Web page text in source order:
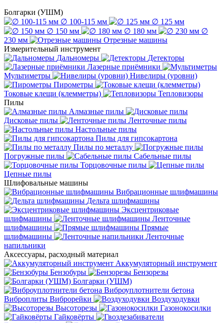
Болгарки (УШМ)
∅ 100-115 мм
∅ 125 мм
∅ 150 мм
∅ 180 мм
∅
230 мм
Отрезные машины
Измерительный инструмент
Дальномеры
Детекторы
Лазерные приёмники
Мультиметры
Нивелиры (уровни)
Пирометры
Токовые клещи (клемметры)
Тепловизоры
Пилы
Алмазные пилы
Дисковые пилы
Ленточные пилы
Настольные пилы
Пилы для гипсокартона
Пилы по металлу
Погружные пилы
Сабельные пилы
Торцовочные пилы
Цепные пилы
Шлифовальные машины
Вибрационные шлифмашины
Дельта шлифмашины
Эксцентриковые
шлифмашины
Ленточные
шлифмашины
Прямые
шлифмашины
Ленточные
напильники
Аксессуары, расходный материал
Аккумуляторный инструмент
Бензобуры
Бензорезы
Болгарки (УШМ)
Виброуплотнители бетона
Виброплиты Виброрейки
Воздуходувки
Высоторезы
Газонокосилки
Гайковёрты